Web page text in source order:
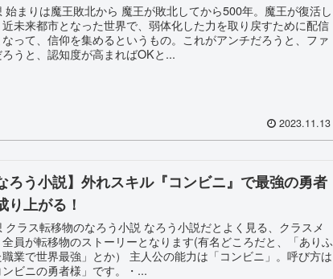
始まりは魔王敗北から 魔王が敗北してから500年。魔王が復活し
近未来都市となった世界で、弱体化した力を取り戻すために配信
って、信仰を集めるというもの。これがアンチだろうと、ファ
ろうと、認知度が高まればOKと...
2023.11.13
ろう小説】外れスキル『コンビニ』で最強の勇者
り上がる！
クラス転移物のなろう小説 なろう小説だとよく見る、クラスメ
員が転移物のストーリーとなります(有名どころだと、「ありふ
業で世界最強」とか） 主人公の能力は「コンビニ」。呼び方は
ンビニの勇者様」です。・...